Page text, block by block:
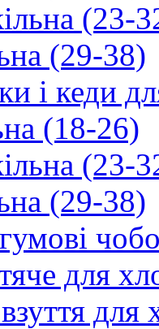
(23-
(29-38)
і кеди
(18-26)
(23-
(29-38)
для
для